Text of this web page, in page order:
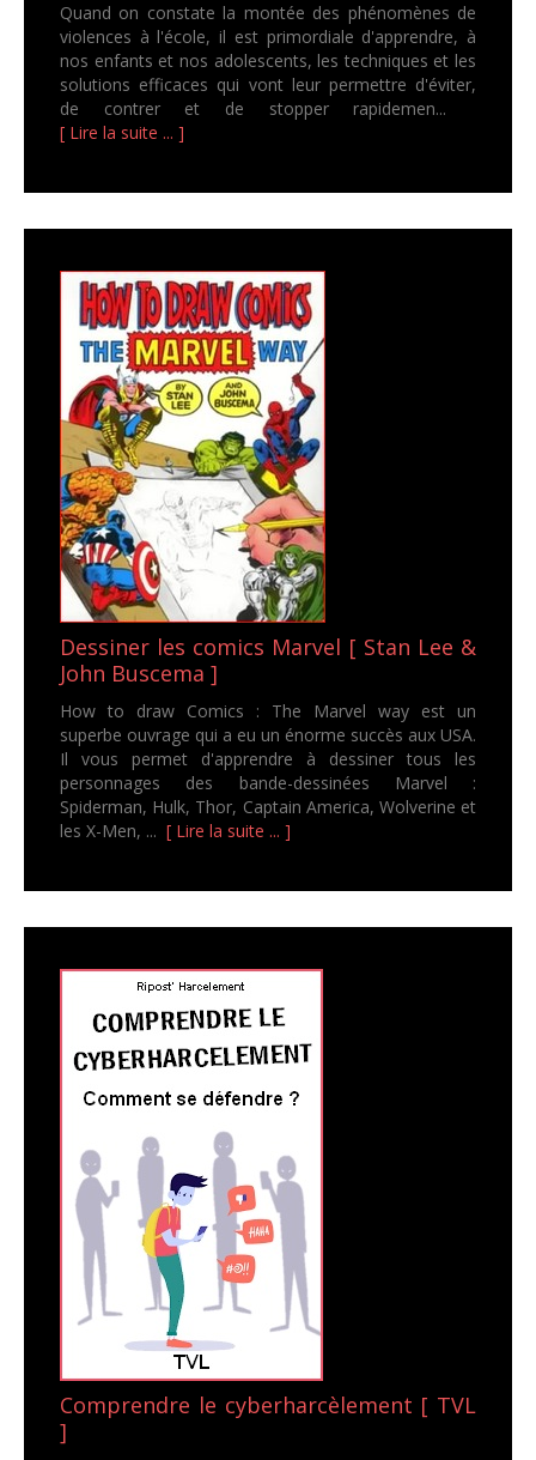
Quand on constate la montée des phénomènes de
violences à l'école, il est primordiale d'apprendre, à
nos enfants et nos adolescents, les techniques et les
solutions efficaces qui vont leur permettre d'éviter,
de contrer et de stopper rapidemen...
[ Lire la suite ... ]
Dessiner les comics Marvel [ Stan Lee &
John Buscema ]
How to draw Comics : The Marvel way est un
superbe ouvrage qui a eu un énorme succès aux USA.
Il vous permet d'apprendre à dessiner tous les
personnages des bande-dessinées Marvel :
Spiderman, Hulk, Thor, Captain America, Wolverine et
les X-Men, ... [ Lire la suite ... ]
Comprendre le cyberharcèlement [ TVL
]